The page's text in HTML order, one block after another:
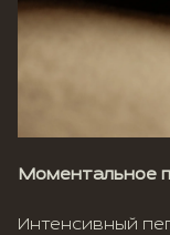
Моментальное
Интенсивный